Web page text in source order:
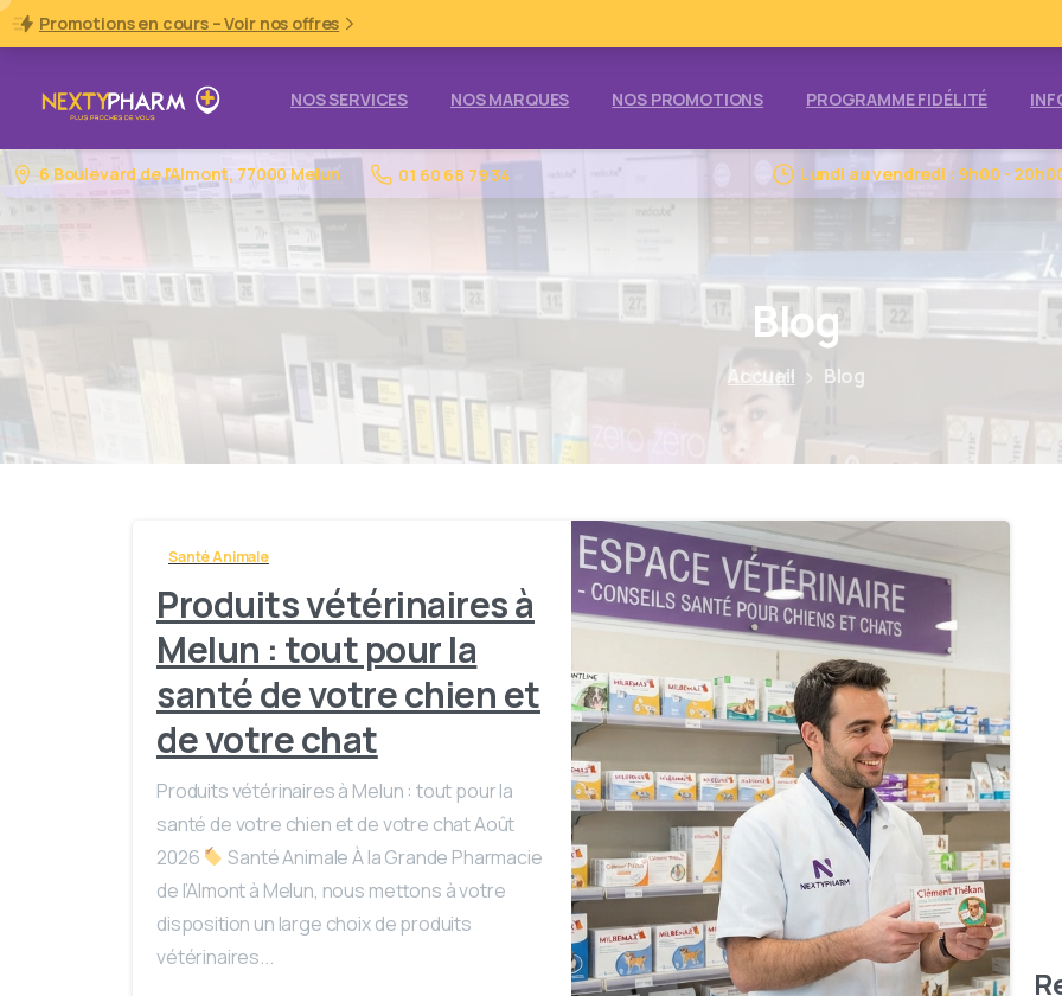
Promotions en cours – Voir nos offres
NOS SERVICES NOS MARQUES NOS PROMOTIONS PROGRAMME FIDÉLITÉ
6 Boulevard de l'Almont, 77000 Melun 01 60 68 79 34 Lundi au vendredi : 9h00 -
Blog
Accueil Blog
Santé Animale
Produits vétérinaires à
Melun : tout pour la
santé de votre chien et
de votre chat
Produits vétérinaires à Melun : tout pour la
santé de votre chien et de votre chat Août
2026
Santé Animale À la Grande Pharmacie
de l’Almont à Melun, nous mettons à votre
disposition un large choix de produits
vétérinaires...